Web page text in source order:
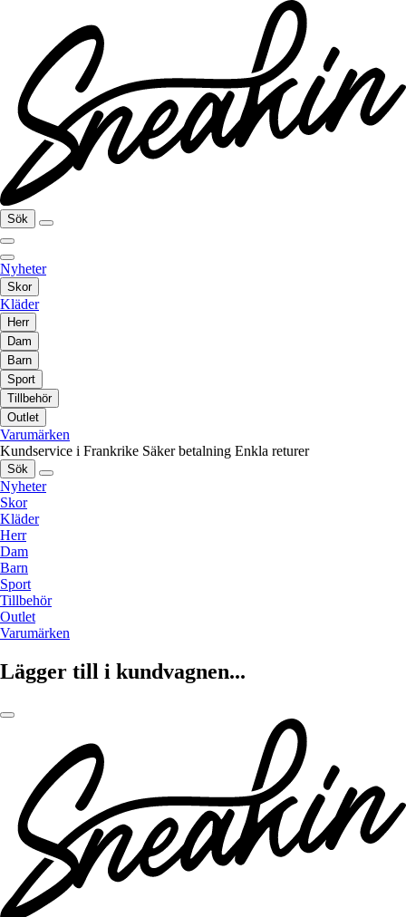
Sök
Nyheter
Skor
Kläder
Herr
Dam
Barn
Sport
Tillbehör
Outlet
Varumärken
Kundservice i Frankrike Säker betalning Enkla returer
Sök
Nyheter
Skor
Kläder
Herr
Dam
Barn
Sport
Tillbehör
Outlet
Varumärken
Lägger till i kundvagnen...